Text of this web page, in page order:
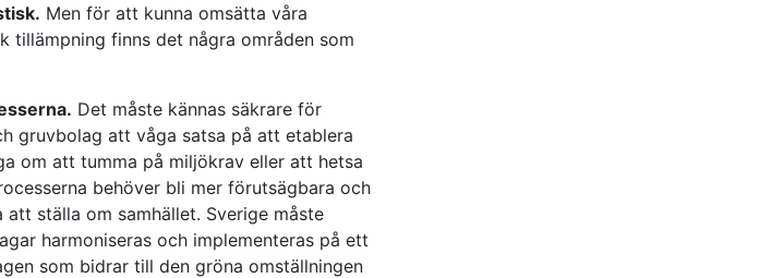
Men för att kunna omsätta våra
tillämpning finns det några områden som
Det måste kännas säkrare för
gruvbolag att våga satsa på att etablera
om att tumma på miljökrav eller att hetsa
behöver bli mer förutsägbara och
ställa om samhället. Sverige måste
harmoniseras och implementeras på ett
som bidrar till den gröna omställningen